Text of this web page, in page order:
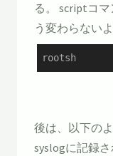
る。 scriptコ
う変わらないよ
rootsh
後は、以下の
syslogに記録さ